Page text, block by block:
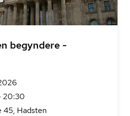
begyndere -
20:30
45, Hadsten